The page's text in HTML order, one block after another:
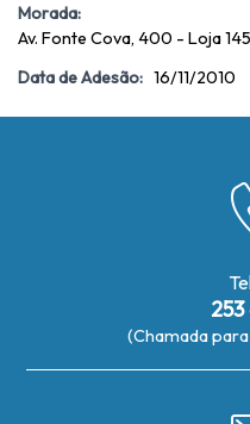
Morada:
Av. Fonte Cova, 400 - Loja
Data de Adesão: 16/11/2010
253
(Chamada